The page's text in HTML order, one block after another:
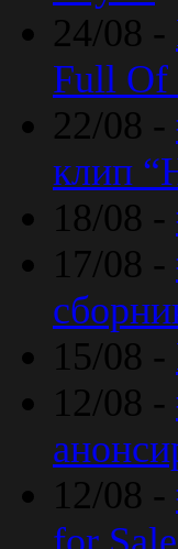
24/08 -
Full Of
22/08 -
клип
18/08 -
17/08 -
15/08 -
12/08 -
12/08 -